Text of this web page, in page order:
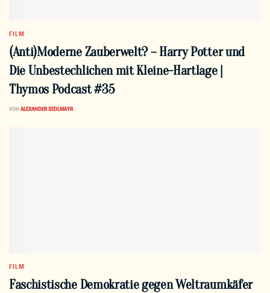
FILM
(Anti)Moderne Zauberwelt? – Harry Potter und
Die Unbestechlichen mit Kleine-Hartlage |
Thymos Podcast #35
VON ALEXANDER SEDLMAYR
FILM
Faschistische Demokratie gegen Weltraumkäfer